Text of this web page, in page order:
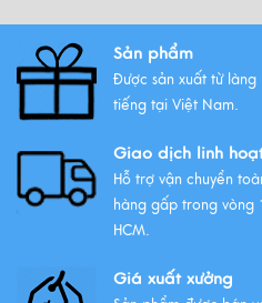
Những
Tràng
Xem thêm
Sản phẩm
Được sản xuất từ làng
tiếng tại Việt Nam.
Giao dịch linh
Hỗ trợ vận chuyển
hàng gấp trong vòng
HCM.
Giá xuất xưởng